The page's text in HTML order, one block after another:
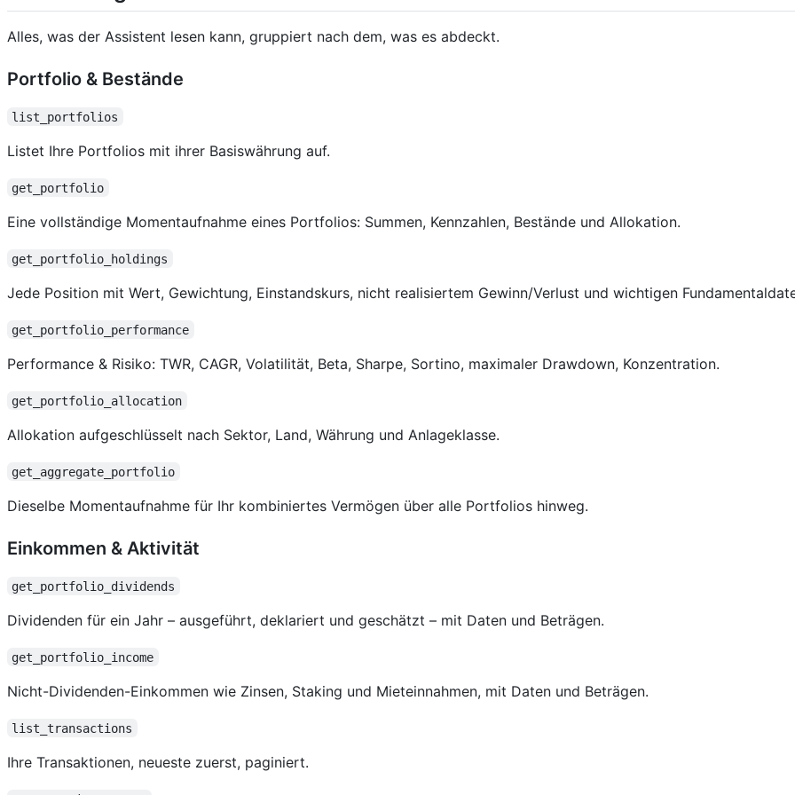
Alles, was der Assistent lesen kann, gruppiert nach dem, was es abdeckt.
Portfolio & Bestände
list_portfolios
Listet Ihre Portfolios mit ihrer Basiswährung auf.
get_portfolio
Eine vollständige Momentaufnahme eines Portfolios: Summen, Kennzahlen, Bestände und Allokation.
get_portfolio_holdings
Jede Position mit Wert, Gewichtung, Einstandskurs, nicht realisiertem Gewinn/Verlust und wichtigen
get_portfolio_performance
Performance & Risiko: TWR, CAGR, Volatilität, Beta, Sharpe, Sortino, maximaler Drawdown, Konzentration.
get_portfolio_allocation
Allokation aufgeschlüsselt nach Sektor, Land, Währung und Anlageklasse.
get_aggregate_portfolio
Dieselbe Momentaufnahme für Ihr kombiniertes Vermögen über alle Portfolios hinweg.
Einkommen & Aktivität
get_portfolio_dividends
Dividenden für ein Jahr – ausgeführt, deklariert und geschätzt – mit Daten und Beträgen.
get_portfolio_income
Nicht-Dividenden-Einkommen wie Zinsen, Staking und Mieteinnahmen, mit Daten und Beträgen.
list_transactions
Ihre Transaktionen, neueste zuerst, paginiert.